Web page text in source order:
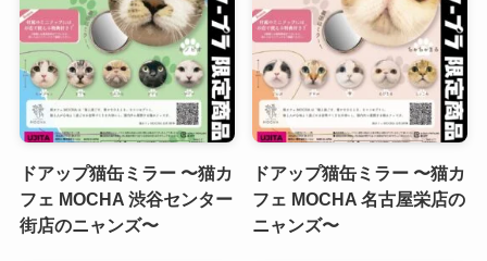
ドアップ猫缶ミラー 〜猫カ
フェ MOCHA 渋谷センター
街店のニャンズ〜
ドアップ猫缶ミラー 〜猫カ
フェ MOCHA 名古屋栄店の
ニャンズ〜